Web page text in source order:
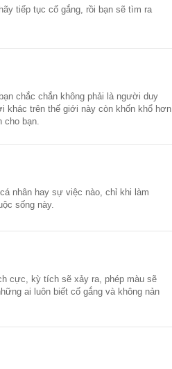
tiếp tục cố gắng, rồi bạn sẽ tìm ra
chắc chắn không phải là người duy
khác trên thế giới này còn khốn khổ hơn
bạn.
nhân hay sự việc nào, chỉ khi làm
sống này.
cực, kỳ tích sẽ xảy ra, phép màu sẽ
ai luôn biết cố gắng và không nản